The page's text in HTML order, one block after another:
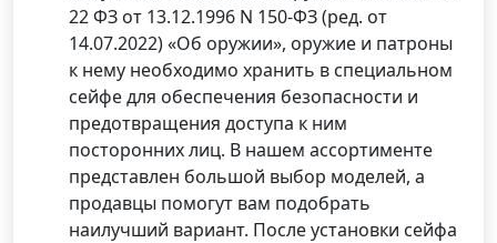
22 ФЗ от 13.12.1996 N 150-ФЗ (ред. от
14.07.2022) «Об оружии», оружие и патроны
к нему необходимо хранить в специальном
сейфе для обеспечения безопасности и
предотвращения доступа к ним
посторонних лиц. В нашем ассортименте
представлен большой выбор моделей, а
продавцы помогут вам подобрать
наилучший вариант. После установки сейфа